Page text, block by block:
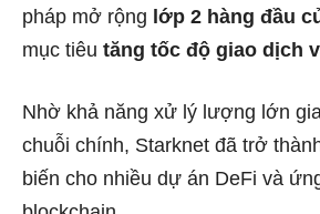
pháp mở rộng lớp 2 hàng đầu
mục tiêu tăng tốc độ giao dịch
Nhờ khả năng xử lý lượng lớn
chuỗi chính, Starknet đã trở
biến cho nhiều dự án DeFi và